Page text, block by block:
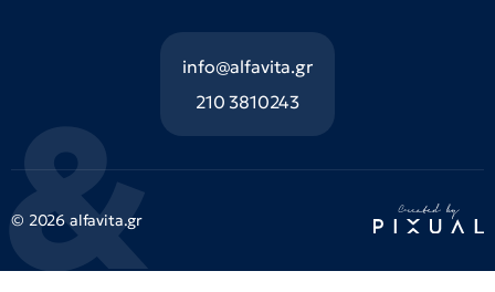
info@alfavita.gr
210 3810243
© 2026 alfavita.gr